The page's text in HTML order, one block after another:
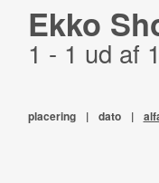
Ekko
1 - 1 ud af
placering | dato |